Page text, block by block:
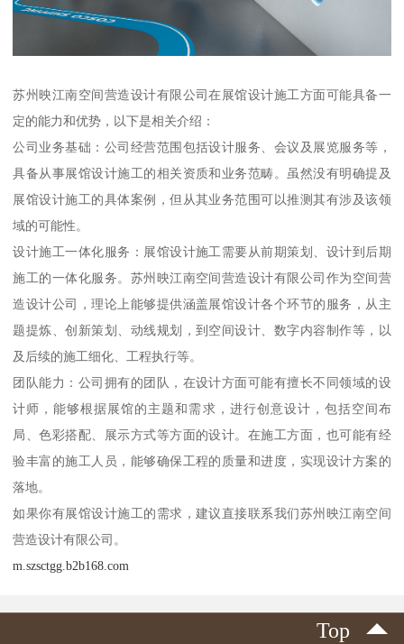
苏州映江南空间营造设计有限公司在展馆设计施工方面可能具备一
定的能力和优势，以下是相关介绍：
公司业务基础：公司经营范围包括设计服务、会议及展览服务等，
具备从事展馆设计施工的相关资质和业务范畴。虽然没有明确提及
展馆设计施工的具体案例，但从其业务范围可以推测其有涉及该领
域的可能性。
设计施工一体化服务：展馆设计施工需要从前期策划、设计到后期
施工的一体化服务。苏州映江南空间营造设计有限公司作为空间营
造设计公司，理论上能够提供涵盖展馆设计各个环节的服务，从主
题提炼、创新策划、动线规划，到空间设计、数字内容制作等，以
及后续的施工细化、工程执行等。
团队能力：公司拥有的团队，在设计方面可能有擅长不同领域的设
计师，能够根据展馆的主题和需求，进行创意设计，包括空间布
局、色彩搭配、展示方式等方面的设计。在施工方面，也可能有经
验丰富的施工人员，能够确保工程的质量和进度，实现设计方案的
落地。
如果你有展馆设计施工的需求，建议直接联系我们苏州映江南空间
营造设计有限公司。
m.szsctgg.b2b168.com
Top